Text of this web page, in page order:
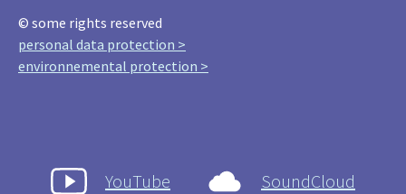
© some rights reserved
personal data protection >
environnemental protection >
YouTube SoundCloud